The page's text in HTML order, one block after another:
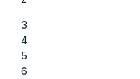
3
4
5
6